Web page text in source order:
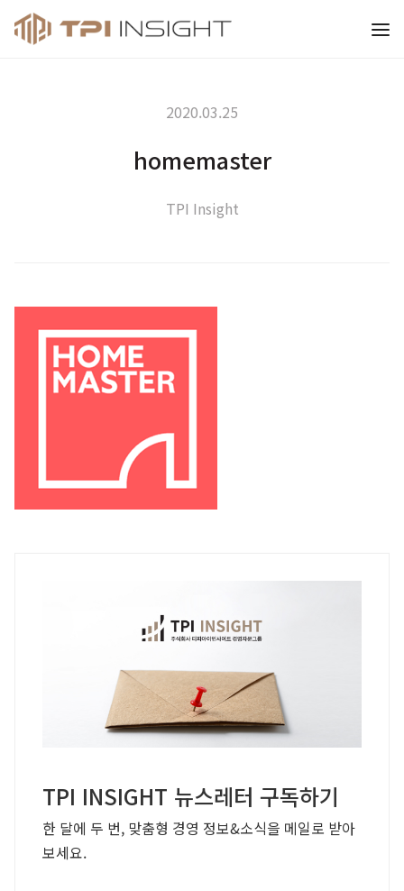
티피아이 인사이트
2020.03.25
homemaster
TPI Insight
TPI INSIGHT 뉴스레터 구독하기
한 달에 두 번, 맞춤형 경영 정보&소식을 메일로 받아
보세요.